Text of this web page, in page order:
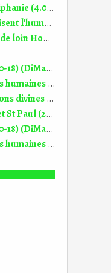
Visiteurs inattendus Homélie Epiphanie (4.01.2026)
Des milliers de signes qui conduisent l'humanité à Jésus Homélie Epiphanie (3.01.2021)
Une Eglise de personnes venues de loin Homélie Epiphanie (6.01.2019)
3° dimanche de l'Avent C (Luc 3, 10-18) (DiMail 99)
Questions du Seigneur, réponses humaines et réactions Homélie 10° dim TO B
Habitudes humaines, perturbations divines Homélie Ste Famille (26.12.2021)
Oral suprise Homélie St Pierre et St Paul (29.06.2025)
3° dimanche de l'Avent C (Luc 3, 10-18) (DiMail 99)
Questions du Seigneur, réponses humaines et réactions Homélie 10° dim TO B